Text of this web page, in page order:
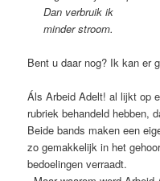
Dan verbruik ik
minder stroom.
Bent u daar nog? Ik kan er
Áls Arbeid Adelt! al lijkt op
rubriek behandeld hebben,
Beide bands maken een
zo gemakkelijk in het
bedoelingen verraadt.